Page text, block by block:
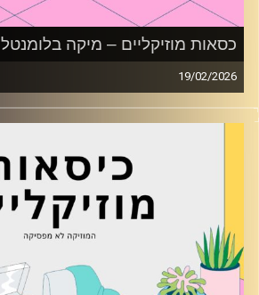
כסאות מוזיקליים – מיקה בלומנטל
19/02/2026
כסאות מוזיקליים עם מיקה בלומנטל